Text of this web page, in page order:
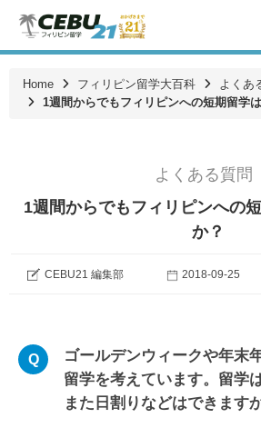
Home フィリピン留学大百科
よくあ
1週間からでもフィリピンへの短期留学
よくある質問
1週間からでもフィリピンへの
か？
CEBU21 編集部 2018-09-25
ゴールデンウィークや年末
留学を考えています。留学
また日割りなどはできます